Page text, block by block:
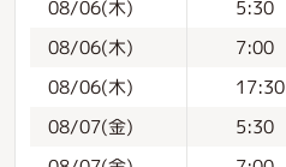
08/06(木) 5:30
08/06(木) 7:00
08/06(木) 17:30
08/07(金) 5:30